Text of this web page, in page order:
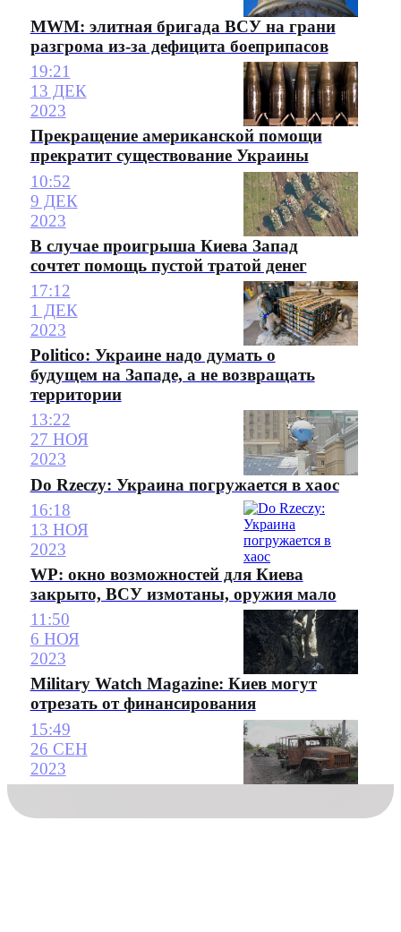
MWM: элитная бригада ВСУ на грани
разгрома из-за дефицита боеприпасов
19:21
13 ДЕК
2023
Прекращение американской помощи
прекратит существование Украины
10:52
9 ДЕК
2023
В случае проигрыша Киева Запад
сочтет помощь пустой тратой денег
17:12
1 ДЕК
2023
Politico: Украине надо думать о
будущем на Западе, а не возвращать
территории
13:22
27 НОЯ
2023
Do Rzeczy: Украина погружается в хаос
16:18
13 НОЯ
2023
WP: окно возможностей для Киева
закрыто, ВСУ измотаны, оружия мало
11:50
6 НОЯ
2023
Military Watch Magazine: Киев могут
отрезать от финансирования
15:49
26 СЕН
2023